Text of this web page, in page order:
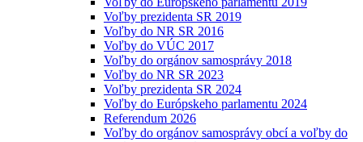
Voľby prezidenta SR 2019
Voľby do NR SR 2016
Voľby do VÚC 2017
Voľby do orgánov samosprávy 2018
Voľby do NR SR 2023
Voľby prezidenta SR 2024
Voľby do Európskeho parlamentu 2024
Referendum 2026
Voľby do orgánov samosprávy obcí a voľby do